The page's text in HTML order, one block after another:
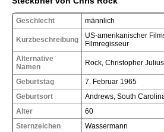
Geschlecht männlich
Kurzbeschreibung
US-amerikanischer
Filmregisseur
Alternative
Namen
Rock, Christopher
Geburtstag
7. Februar 1965
Geburtsort
Andrews, South
Alter
60
Sternzeichen
Wassermann